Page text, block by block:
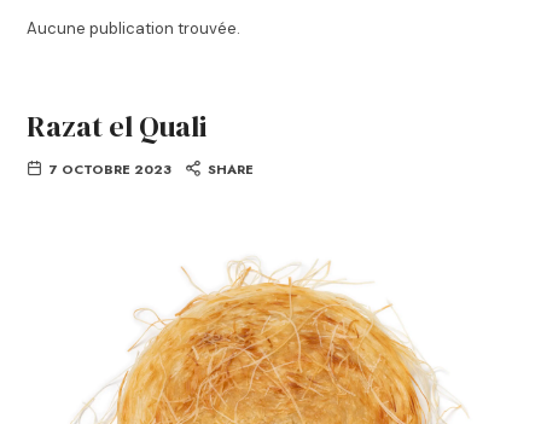
Aucune publication trouvée.
Razat el Quali
7 OCTOBRE 2023 SHARE